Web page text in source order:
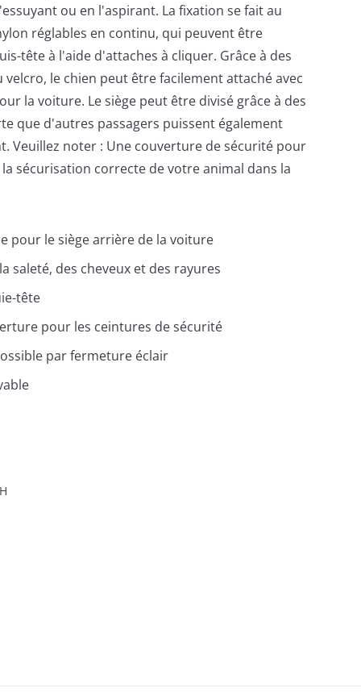
ou en l'aspirant. La fixation se fait au
réglables en continu, qui peuvent être
tête à l'aide d'attaches à cliquer. Grâce à des
velcro, le chien peut être facilement attaché avec
la voiture. Le siège peut être divisé grâce à des
que d'autres passagers puissent également
Veuillez noter : Une couverture de sécurité pour
sécurisation correcte de votre animal dans la
pour le siège arrière de la voiture
saleté, des cheveux et des rayures
tête
pour les ceintures de sécurité
par fermeture éclair